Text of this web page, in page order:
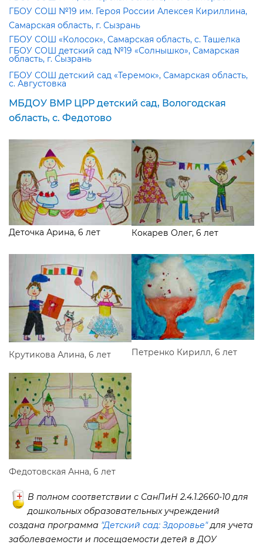
ГБОУ СОШ №19 им. Героя России Алексея Кириллина,
Самарская область, г. Сызрань
ГБОУ СОШ «Колосок», Самарская область, с. Ташелка
ГБОУ СОШ детский сад №19 «Солнышко», Самарская
область, г. Сызрань
ГБОУ СОШ детский сад «Теремок», Самарская область,
с. Августовка
МБДОУ ВМР ЦРР детский сад, Вологодская
область, с. Федотово
Деточка Арина, 6 лет Кокарев Олег, 6 лет
Крутикова Алина, 6 лет Петренко Кирилл, 6 лет
Федотовская Анна, 6 лет
полном соответствии с СанПиН 2.4.1.2660-10 для
дошкольных образовательных учреждений
создана программа "Детский сад: Здоровье"для учета
заболеваемости и посещаемости детей в ДОУ